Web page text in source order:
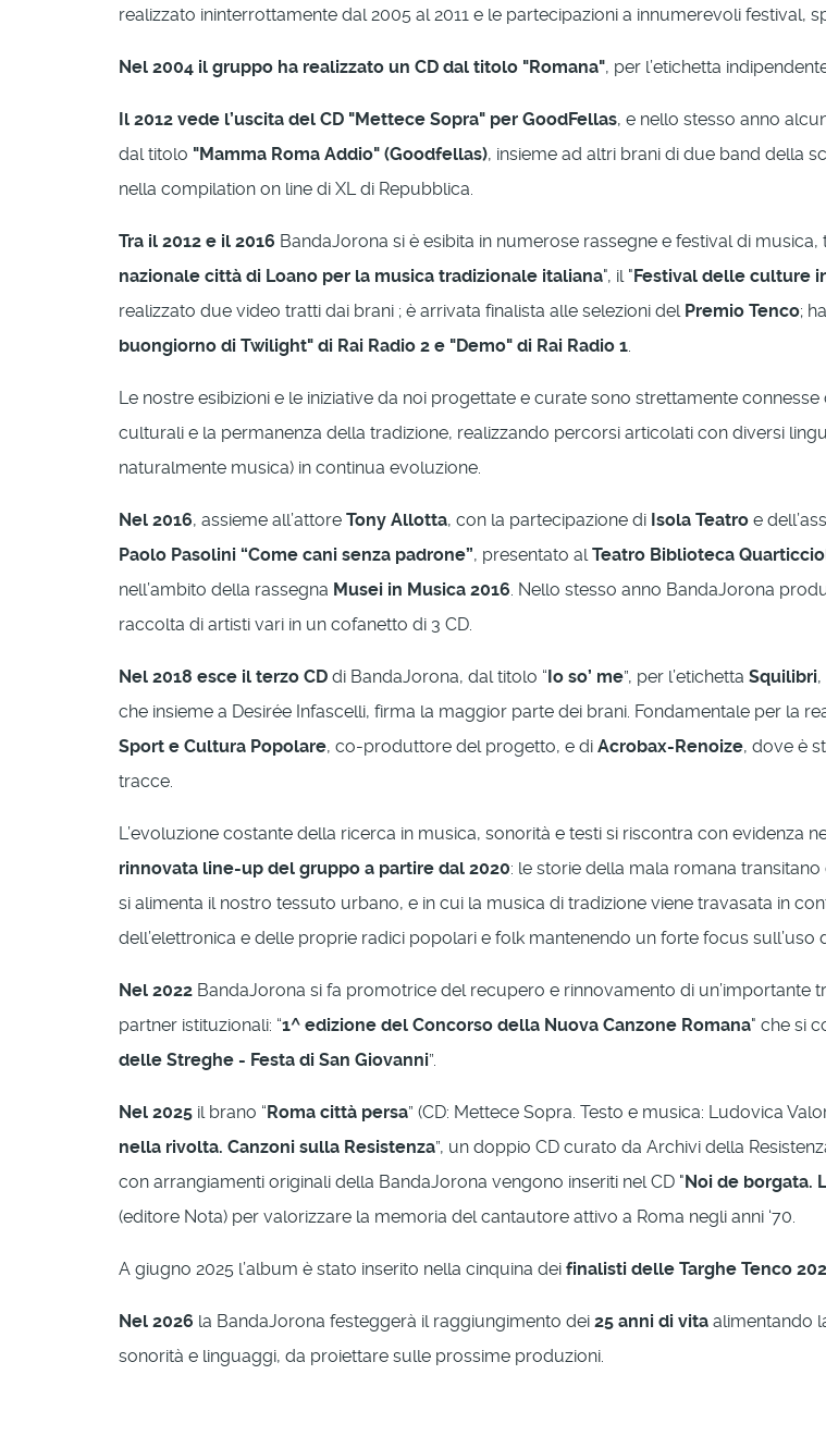
realizzato ininterrottamente dal 2005 al 2011 e le partecipazioni a innumerevoli festival,
Nel 2004 il gruppo ha realizzato un CD dal titolo "Romana", per l’etichetta
Il 2012 vede l’uscita del CD "Mettece Sopra" per GoodFellas, e nello stesso anno
dal titolo "Mamma Roma Addio" (Goodfellas), insieme ad altri brani di due band della
nella compilation on line di XL di Repubblica.
Tra il 2012 e il 2016 BandaJorona si è esibita in numerose rassegne e festival di musica,
nazionale città di Loano per la musica tradizionale italiana", il " Festival delle culture
realizzato due video tratti dai brani ; è arrivata finalista alle selezioni del Premio Tenco;
buongiorno di Twilight" di Rai Radio 2 e "Demo" di Rai Radio 1.
Le nostre esibizioni e le iniziative da noi progettate e curate sono strettamente
culturali e la permanenza della tradizione, realizzando percorsi articolati con diversi
naturalmente musica) in continua evoluzione.
Nel 2016, assieme all’attore Tony Allotta, con la partecipazione di Isola Teatro e
Paolo Pasolini “Come cani senza padrone”, presentato alTeatro Biblioteca
nell’ambito della rassegna Musei in Musica 2016. Nello stesso anno BandaJorona
raccolta di artisti vari in un cofanetto di 3 CD.
Nel 2018 esce il terzo CD di BandaJorona, dal titolo “ Io so’ me”, per l’etichetta Squilibri
che insieme a Desirée Infascelli, firma la maggior parte dei brani. Fondamentale per la
Sport e Cultura Popolare, co-produttore del progetto, e di Acrobax-Renoize, dove è
tracce.
L’evoluzione costante della ricerca in musica, sonorità e testi si riscontra con evidenza
rinnovata line-up del gruppo a partire dal 2020: le storie della mala romana
si alimenta il nostro tessuto urbano, e in cui la musica di tradizione viene travasata in
dell’elettronica e delle proprie radici popolari e folk mantenendo un forte focus
Nel 2022 BandaJorona si fa promotrice del recupero e rinnovamento di un’importante
partner istituzionali: “1^ edizione del Concorso della Nuova Canzone Romana" che si
delle Streghe - Festa di San Giovanni”.
Nel 2025 il brano “ Roma città persa” (CD: Mettece Sopra. Testo e musica: Ludovica
nella rivolta. Canzoni sulla Resistenza”, un doppio CD curato da Archivi della
con arrangiamenti originali della BandaJorona vengono inseriti nel CD " Noi de borgata.
(editore Nota) per valorizzare la memoria del cantautore attivo a Roma negli anni ‘70.
A giugno 2025 l’album è stato inserito nella cinquina dei finalisti delle Targhe Tenco
Nel 2026 la BandaJorona festeggerà il raggiungimento dei 25 anni di vita alimentando
sonorità e linguaggi, da proiettare sulle prossime produzioni.